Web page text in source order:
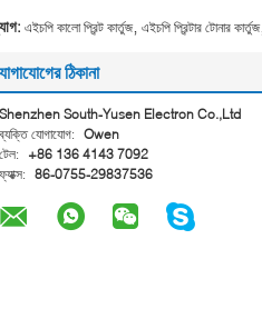
এইচপি কালো প্রিন্ট কার্তুজ, এইচপি প্রিন্টার টোনার কার্তুজ,
ঠিকানা
Shenzhen South-Yusen Electron Co.,Ltd
ব্যক্তি যোগাযোগ: Owen
টেল:
+86 136 4143 7092
ফ্যাক্স: 86-0755-29837536